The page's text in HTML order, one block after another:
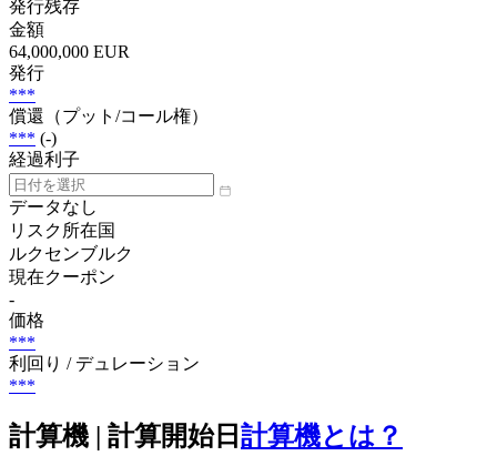
発行残存
金額
64,000,000 EUR
発行
***
償還（プット/コール権）
*** (-)
経過利子
データなし
リスク所在国
ルクセンブルク
現在クーポン
-
価格
***
利回り / デュレーション
***
計算機 | 計算開始日 計算機とは？